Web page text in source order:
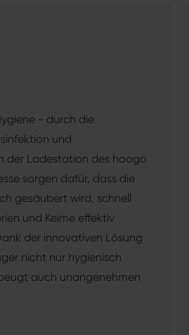
- durch die
und
der Ladestation des hoogo
sorgen dafür, dass die
gesäubert wird, schnell
und Keime effektiv
der innovativen Lösung
nicht nur hygienisch
auch unangenehmen